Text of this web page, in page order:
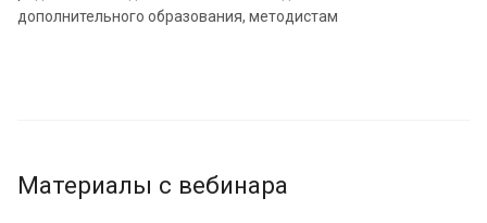
дополнительного образования, методистам
Материалы с вебинара